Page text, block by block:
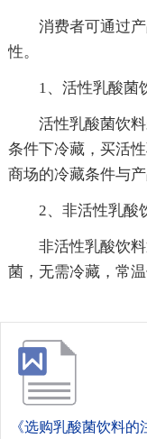
消费者可通过
性。
1、活性乳酸菌
活性乳酸菌饮
条件下冷藏，买活
商场的冷藏条件与
2、非活性乳酸
非活性乳酸饮
菌，无需冷藏，常温
《选购乳酸菌饮料的